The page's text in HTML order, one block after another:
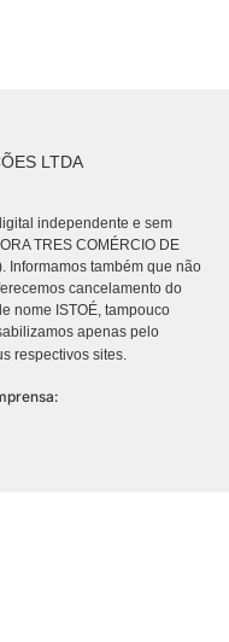
LTDA
independente e sem
TRES COMÉRCIO DE
Informamos também que não
cancelamento do
nome ISTOÉ, tampouco
apenas pelo
respectivos sites.